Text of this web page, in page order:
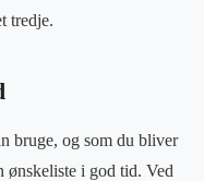
tredje.
bruge, og som du bliver
ønskeliste i god tid. Ved